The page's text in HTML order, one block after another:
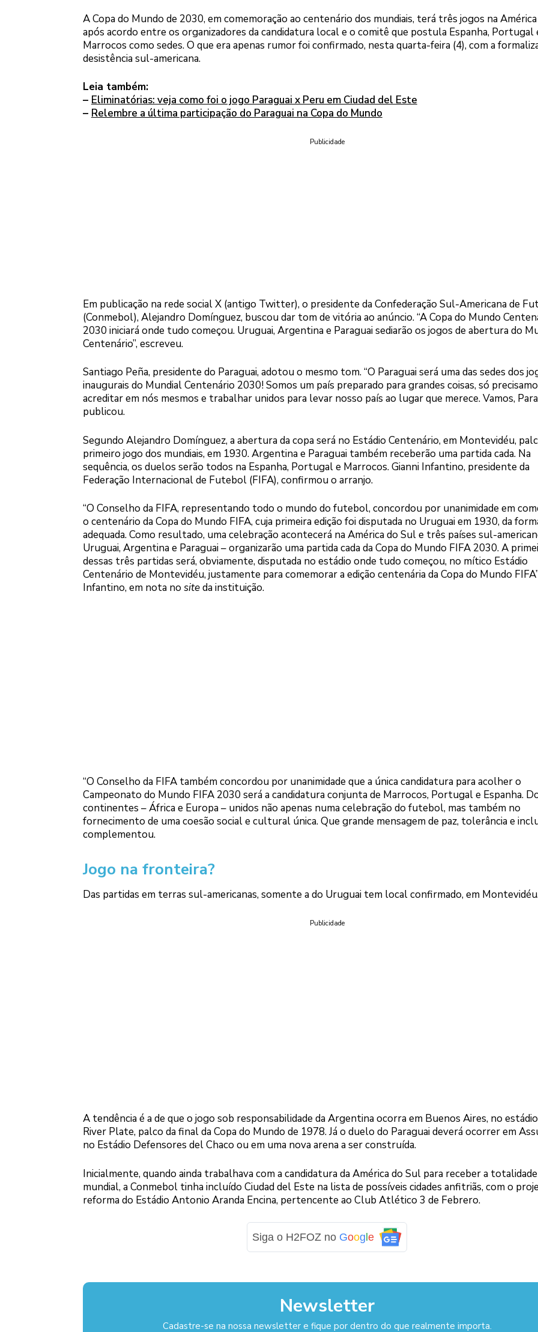
A Copa do Mundo de 2030, em comemoração ao centenário dos mundiais, terá três jogos na
após acordo entre os organizadores da candidatura local e o comitê que postula Espanha, Portugal
Marrocos como sedes. O que era apenas rumor foi confirmado, nesta quarta-feira (4), com a
desistência sul-americana.
Leia também:
– Eliminatórias: veja como foi o jogo Paraguai x Peru em Ciudad del Este
– Relembre a última participação do Paraguai na Copa do Mundo
Publicidade
Em publicação na rede social X (antigo Twitter), o presidente da Confederação Sul-Americana de
(Conmebol), Alejandro Domínguez, buscou dar tom de vitória ao anúncio. “A Copa do Mundo
2030 iniciará onde tudo começou. Uruguai, Argentina e Paraguai sediarão os jogos de abertura do
Centenário”, escreveu.
Santiago Peña, presidente do Paraguai, adotou o mesmo tom. “O Paraguai será uma das sedes dos
inaugurais do Mundial Centenário 2030! Somos um país preparado para grandes coisas, só
acreditar em nós mesmos e trabalhar unidos para levar nosso país ao lugar que merece. Vamos,
publicou.
Segundo Alejandro Domínguez, a abertura da copa será no Estádio Centenário, em Montevidéu,
primeiro jogo dos mundiais, em 1930. Argentina e Paraguai também receberão uma partida cada. Na
sequência, os duelos serão todos na Espanha, Portugal e Marrocos. Gianni Infantino, presidente da
Federação Internacional de Futebol (FIFA), confirmou o arranjo.
“O Conselho da FIFA, representando todo o mundo do futebol, concordou por unanimidade em
o centenário da Copa do Mundo FIFA, cuja primeira edição foi disputada no Uruguai em 1930, da
adequada. Como resultado, uma celebração acontecerá na América do Sul e três países sul-
Uruguai, Argentina e Paraguai – organizarão uma partida cada da Copa do Mundo FIFA 2030. A
dessas três partidas será, obviamente, disputada no estádio onde tudo começou, no mítico Estádio
Centenário de Montevidéu, justamente para comemorar a edição centenária da Copa do Mundo
Infantino, em nota no siteda instituição.
“O Conselho da FIFA também concordou por unanimidade que a única candidatura para acolher o
Campeonato do Mundo FIFA 2030 será a candidatura conjunta de Marrocos, Portugal e Espanha.
continentes – África e Europa – unidos não apenas numa celebração do futebol, mas também no
fornecimento de uma coesão social e cultural única. Que grande mensagem de paz, tolerância e
complementou.
Jogo na fronteira?
Das partidas em terras sul-americanas, somente a do Uruguai tem local confirmado, em
Publicidade
A tendência é a de que o jogo sob responsabilidade da Argentina ocorra em Buenos Aires, no
River Plate, palco da final da Copa do Mundo de 1978. Já o duelo do Paraguai deverá ocorrer em
no Estádio Defensores del Chaco ou em uma nova arena a ser construída.
Inicialmente, quando ainda trabalhava com a candidatura da América do Sul para receber a
mundial, a Conmebol tinha incluído Ciudad del Este na lista de possíveis cidades anfitriãs, com o
reforma do Estádio Antonio Aranda Encina, pertencente ao Club Atlético 3 de Febrero.
Siga o H2FOZ no Goog le
Newsletter
Cadastre-se na nossa newsletter e fique por dentro do que realmente importa.